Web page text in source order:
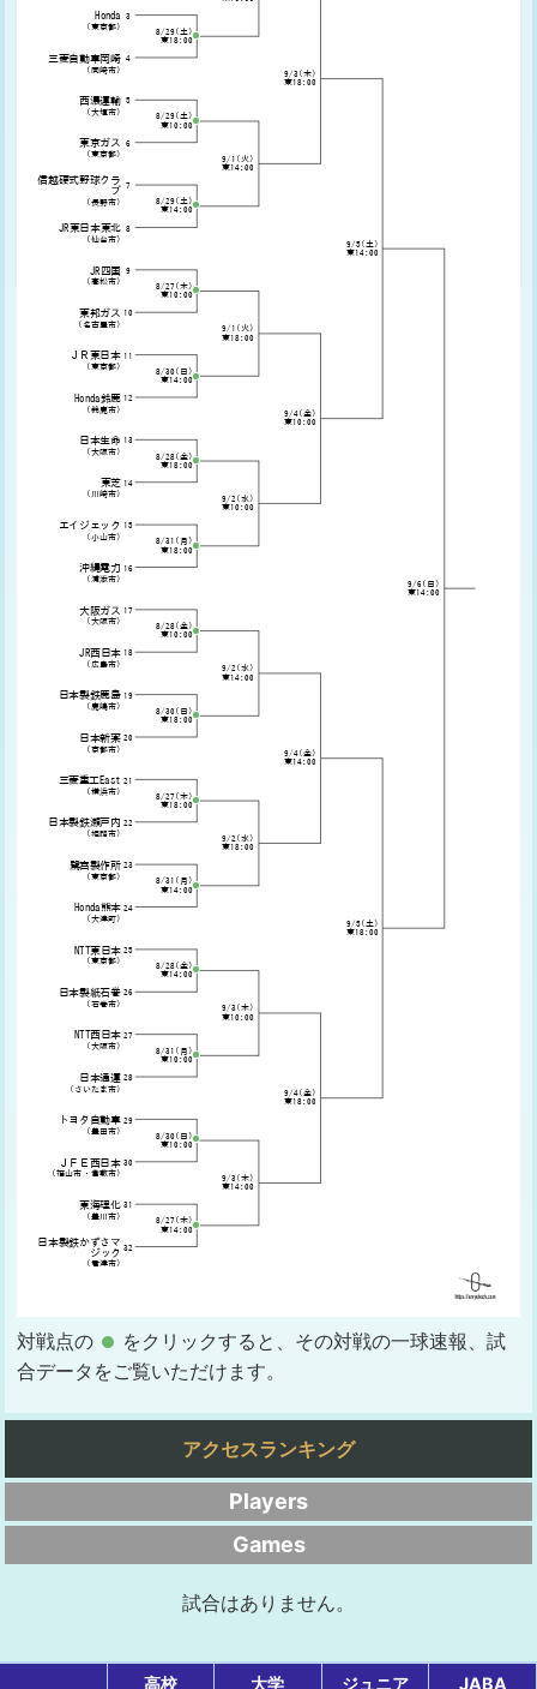
対戦点の
をクリックすると、その対戦の一球速報、試
合データをご覧いただけます。
アクセスランキング
Players
Games
試合はありません。
高校 大学 ジュニア JABA